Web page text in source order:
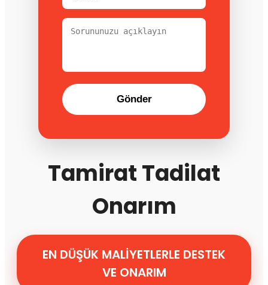
Gönder
Tamirat Tadilat
Onarım
EN DÜŞÜK MALİYETLERLE DESTEK
VE ONARIM